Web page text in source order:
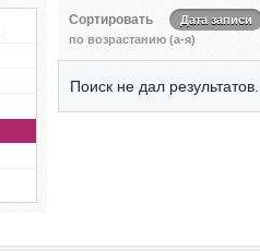
Сортировать
Дата записи
по возрастанию (а-я)
Поиск не дал результатов.